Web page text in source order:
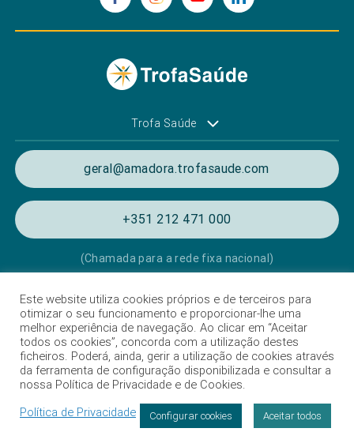
Trofa Saúde
geral@amadora.trofasaude.com
+351 212 471 000
(Chamada para a rede fixa nacional)
Política de Privacidade e Cookies
Termos e condições de utilização
Listagem das Unidades Hospitalares
Proteção de Dados
Livro de Reclamações
Este website utiliza cookies próprios e de terceiros para
otimizar o seu funcionamento e proporcionar-lhe uma
melhor experiência de navegação. Ao clicar em “Aceitar
todos os cookies”, concorda com a utilização destes
ficheiros. Poderá, ainda, gerir a utilização de cookies através
da ferramenta de configuração disponibilizada e consultar a
nossa Política de Privacidade e de Cookies.
Política de Privacidade
Configurar cookies Aceitar todos